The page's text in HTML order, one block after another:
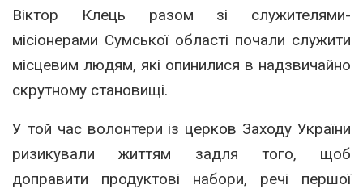
Віктор Клець разом зі служителями-
місіонерами Сумської області почали служити
місцевим людям, які опинилися в надзвичайно
скрутному становищі.
У той час волонтери із церков Заходу України
ризикували життям задля того, щоб
доправити продуктові набори, речі першої